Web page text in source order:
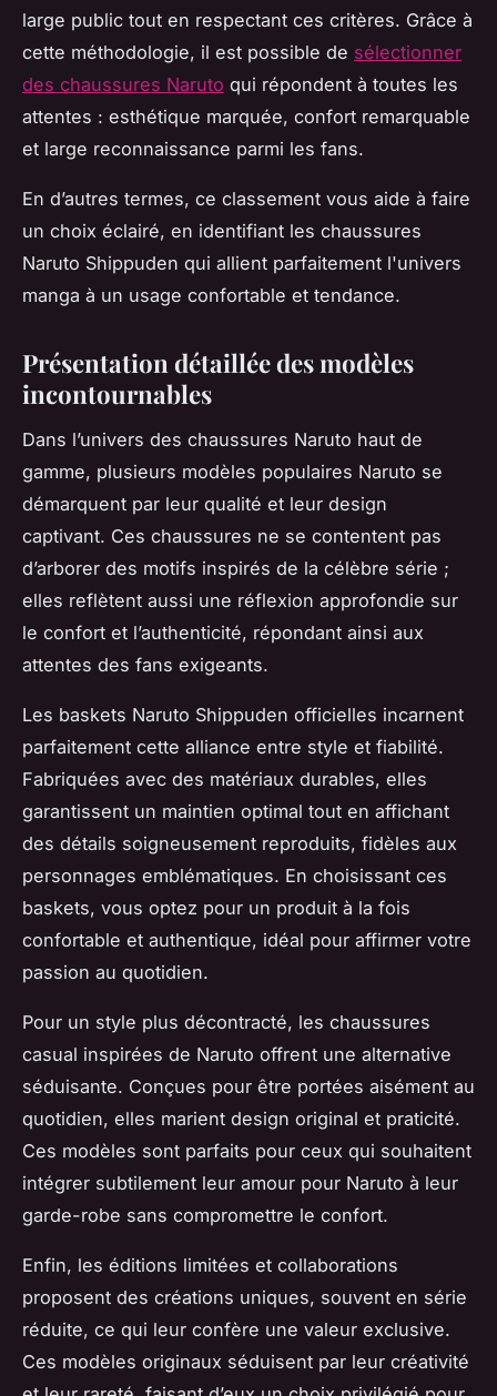
large public tout en respectant ces critères. Grâce à
cette méthodologie, il est possible de sélectionner
des chaussures Naruto qui répondent à toutes les
attentes : esthétique marquée, confort remarquable
et large reconnaissance parmi les fans.
En d’autres termes, ce classement vous aide à faire
un choix éclairé, en identifiant les chaussures
Naruto Shippuden qui allient parfaitement l'univers
manga à un usage confortable et tendance.
Présentation détaillée des modèles
incontournables
Dans l’univers des chaussures Naruto haut de
gamme, plusieurs modèles populaires Naruto se
démarquent par leur qualité et leur design
captivant. Ces chaussures ne se contentent pas
d’arborer des motifs inspirés de la célèbre série ;
elles reflètent aussi une réflexion approfondie sur
le confort et l’authenticité, répondant ainsi aux
attentes des fans exigeants.
Les baskets Naruto Shippuden officielles incarnent
parfaitement cette alliance entre style et fiabilité.
Fabriquées avec des matériaux durables, elles
garantissent un maintien optimal tout en affichant
des détails soigneusement reproduits, fidèles aux
personnages emblématiques. En choisissant ces
baskets, vous optez pour un produit à la fois
confortable et authentique, idéal pour affirmer votre
passion au quotidien.
Pour un style plus décontracté, les chaussures
casual inspirées de Naruto offrent une alternative
séduisante. Conçues pour être portées aisément au
quotidien, elles marient design original et praticité.
Ces modèles sont parfaits pour ceux qui souhaitent
intégrer subtilement leur amour pour Naruto à leur
garde-robe sans compromettre le confort.
Enfin, les éditions limitées et collaborations
proposent des créations uniques, souvent en série
réduite, ce qui leur confère une valeur exclusive.
Ces modèles originaux séduisent par leur créativité